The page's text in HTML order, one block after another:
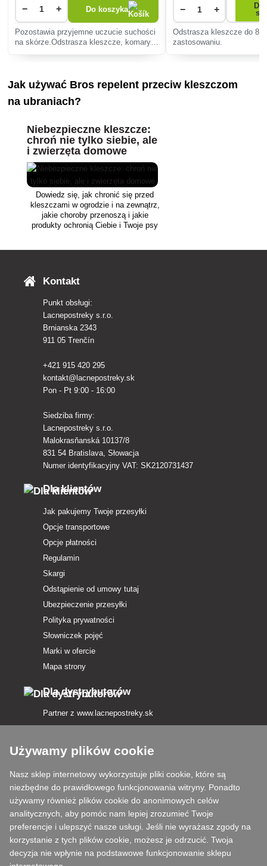
− + Do koszyka
Pozostawia przyjemne uczucie suchości
na skórze.Odstrasza kleszcze, komary,
− +
Odstrasza kleszcze do 8
zastosowaniu.
Jak używać Bros repelent przeciw kleszczom
na ubraniach?
Niebezpieczne kleszcze:
chroń nie tylko siebie, ale
i zwierzęta domowe
Dowiedz się, jak chronić się przed
kleszczami w ogrodzie i na zewnątrz,
jakie choroby przenoszą i jakie
produkty ochronią Ciebie i Twoje psy
Kontakt
Punkt obsługi:
Lacnepostreky s.r.o.
Brnianska 2343
911 05 Trenčín
+421 915 420 295
kontakt@lacnepostreky.sk
Pon - Pt 9:00 - 16:00
Siedziba firmy:
Lacnepostreky s.r.o.
Malokrasňanská 10137/8
831 54 Bratislava, Słowacja
Numer identyfikacyjny VAT: SK2120731437
Dla klientów
Jak pakujemy Twoje przesyłki
Opcje transportowe
Opcje płatności
Regulamin
Skargi
Odstąpienie od umowy tutaj
Ubezpieczenie przesyłki
Polityka prywatności
Słowniczek pojęć
Marki w ofercie
Mapa strony
Dla dystrybutorów
Partner z www.lacnepostreky.sk
Zawsze służymy fachową poradą
Reklamacje są rozpatrywane w ciągu 24 godzin
85% towarów w magazynie
Używamy plików cookie
Nasz sklep internetowy wykorzystuje pliki cookie, które są
niezbędne do prawidłowego funkcjonowania witryny. Ponadto
używamy również plików cookie do anonimowych celów
analitycznych, aby pomóc nam lepiej zrozumieć Twoje
preferencje i ulepszyć nasze usługi. Jeśli nie wyrażasz zgody na
korzystanie z tych plików cookie, możesz je odrzucić. Twoja
decyzja nie wpłynie na podstawowe funkcjonowanie sklepu